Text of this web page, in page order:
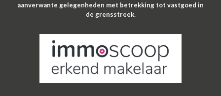
aanverwante gelegenheden met betrekking tot vastgoed in
de grensstreek.